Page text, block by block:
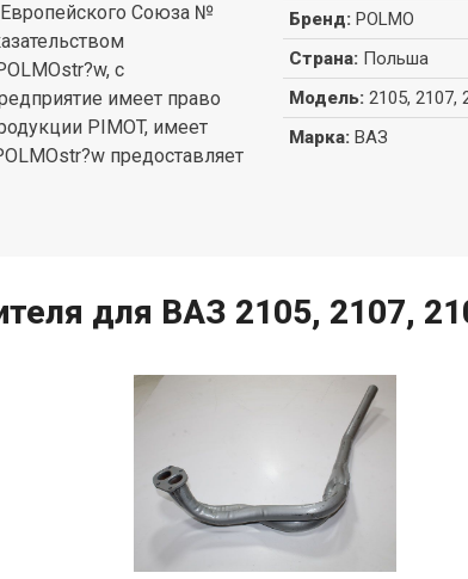
Европейского Союза №
с
имеет право
PIMOT, имеет
предоставляет
Бренд: POLMO
Страна: Польша
Модель: 2105, 2107,
Марка: ВАЗ
для ВАЗ 2105, 2107,